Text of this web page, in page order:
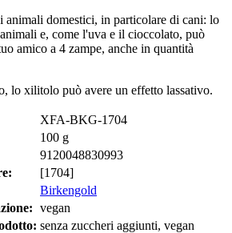
animali domestici, in particolare di cani: lo
e, come l'uva e il cioccolato, può
amico a 4 zampe, anche in quantità
lo xilitolo può avere un effetto lassativo.
XFA-BKG-1704
100 g
9120048830993
[1704]
Birkengold
vegan
senza zuccheri aggiunti, vegan